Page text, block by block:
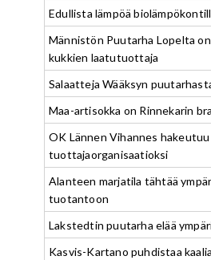
Edullista lämpöä
Männistön Puutarha Lopelta
kukkien laatutuottaja
Salaatteja Wääksyn
Maa-artisokka on Rinnekarin
OK Lännen Vihannes hakeutuu
tuottajaorganisaatioksi
Alanteen marjatila tähtää
tuotantoon
Lakstedtin puutarha elää
Kasvis-Kartano puhdistaa